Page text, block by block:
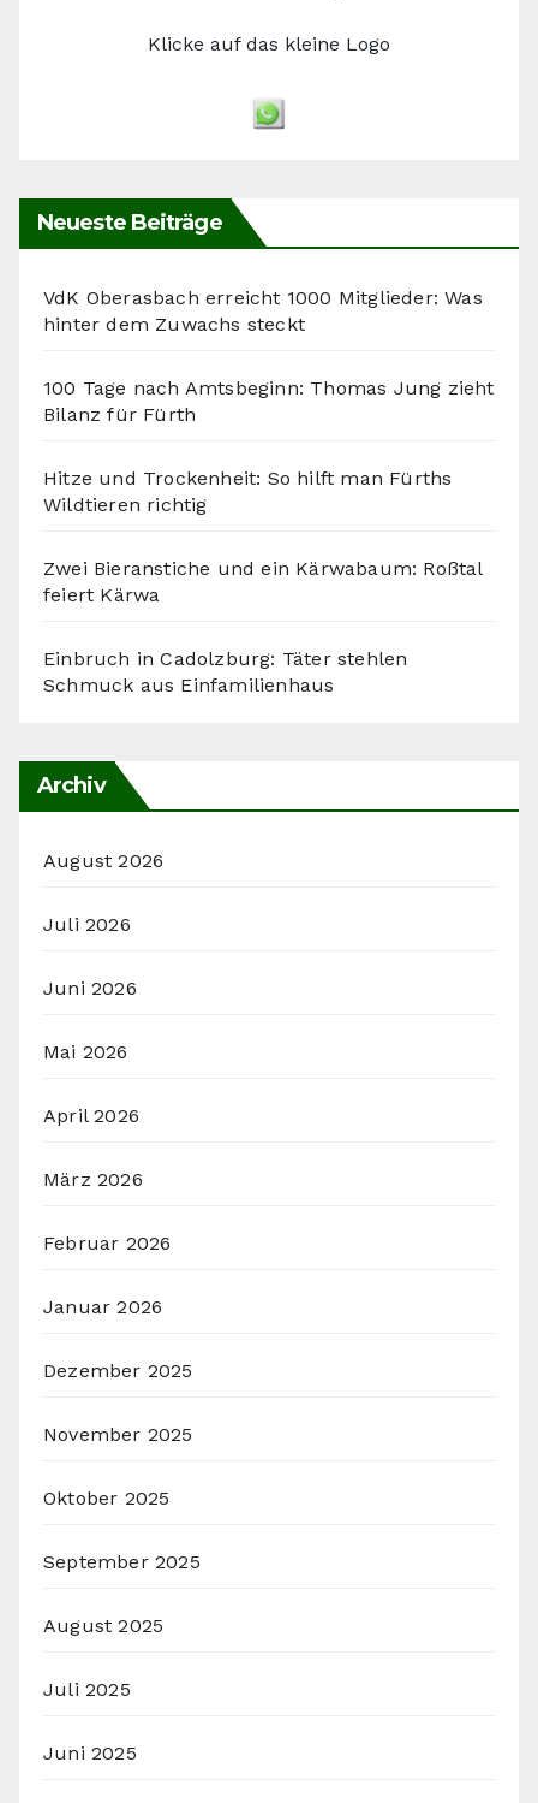
Klicke auf das kleine Logo
Neueste Beiträge
VdK Oberasbach erreicht 1000 Mitglieder: Was
hinter dem Zuwachs steckt
100 Tage nach Amtsbeginn: Thomas Jung zieht
Bilanz für Fürth
Hitze und Trockenheit: So hilft man Fürths
Wildtieren richtig
Zwei Bieranstiche und ein Kärwabaum: Roßtal
feiert Kärwa
Einbruch in Cadolzburg: Täter stehlen
Schmuck aus Einfamilienhaus
Archiv
August 2026
Juli 2026
Juni 2026
Mai 2026
April 2026
März 2026
Februar 2026
Januar 2026
Dezember 2025
November 2025
Oktober 2025
September 2025
August 2025
Juli 2025
Juni 2025